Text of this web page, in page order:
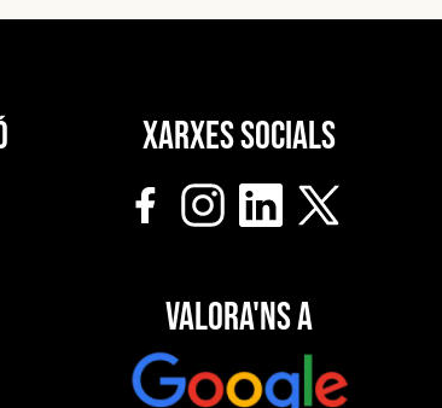
Xarxes socials
Valora'ns a